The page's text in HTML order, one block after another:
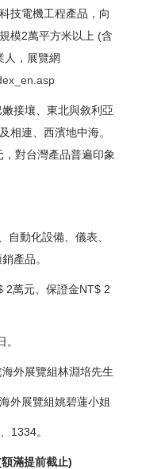
技電機工程產品，向
模2萬平方米以上 (含
人，展覽網
接壤、東北與敘利亞
相連、西濱地中海。
對台灣產品普遍印象
動化設備、儀表、
產品。
2萬元、保證金NT$ 2
外展覽組林淵培先生
展覽組姚碧蓮小姐
1334。
滿提前截止)